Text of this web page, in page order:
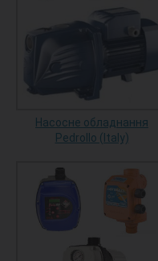
Насосне обладнання
Pedrollo (Italy)